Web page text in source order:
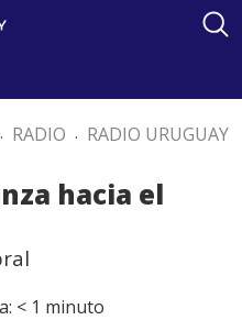
. RADIO . RADIO URUGUAY
hacia el
< 1 minuto